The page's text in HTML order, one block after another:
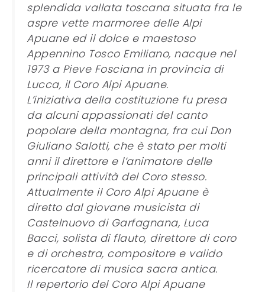
splendida vallata toscana situata fra le
aspre vette marmoree delle Alpi
Apuane ed il dolce e maestoso
Appennino Tosco Emiliano, nacque nel
1973 a Pieve Fosciana in provincia di
Lucca, il Coro Alpi Apuane.
L’iniziativa della costituzione fu presa
da alcuni appassionati del canto
popolare della montagna, fra cui Don
Giuliano Salotti, che è stato per molti
anni il direttore e l’animatore delle
principali attività del Coro stesso.
Attualmente il Coro Alpi Apuane è
diretto dal giovane musicista di
Castelnuovo di Garfagnana, Luca
Bacci, solista di flauto, direttore di coro
e di orchestra, compositore e valido
ricercatore di musica sacra antica.
Il repertorio del Coro Alpi Apuane